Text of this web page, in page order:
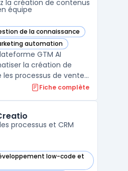
s’ad ...
la création de contenus
équipe
de la connaissance
cette catégorie
automation
cette catégorie
GTM AI
la création de
processus de vente
d’un outil de
de l’IA. Sa logique
stan ...
Fiche complète
processus et CRM
low-code et
dans cette catégorie